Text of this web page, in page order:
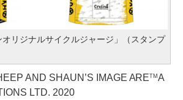
オリジナルサイクルジャージ」（スタンプ
AND SHAUN’S IMAGE ARETM A
LTD. 2020